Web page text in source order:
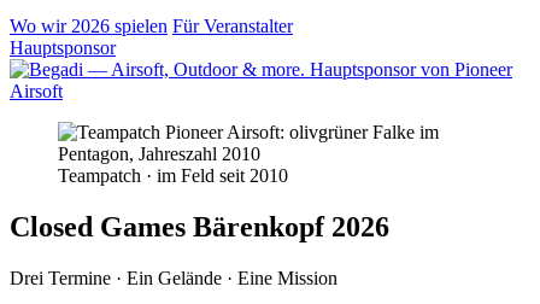
Wo wir 2026 spielen Für Veranstalter
Hauptsponsor
Teampatch · im Feld seit 2010
Closed Games Bärenkopf 2026
Drei Termine · Ein Gelände · Eine Mission